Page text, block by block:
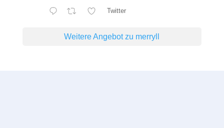
Twitter
Weitere Angebot zu merryll